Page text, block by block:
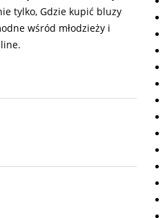
tylko, Gdzie kupić bluzy
wśród młodzieży i